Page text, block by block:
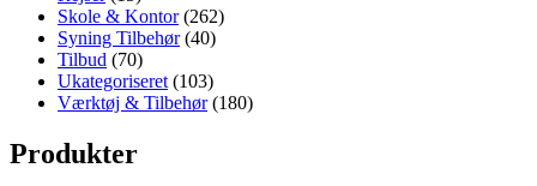
Skole & Kontor (262)
Syning Tilbehør (40)
Tilbud (70)
Ukategoriseret (103)
Værktøj & Tilbehør (180)
Produkter